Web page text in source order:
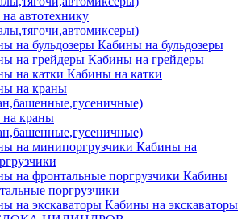
автотехнику
Кабины на бульдозеры
Кабины на грейдеры
Кабины на катки
краны
Кабины на
Кабины
поргрузчики
Кабины на экскаваторы